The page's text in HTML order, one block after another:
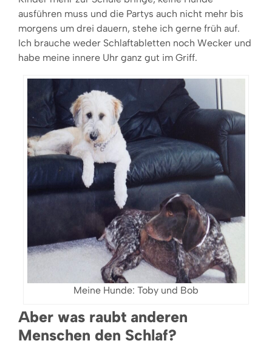
ausführen muss und die Partys auch nicht mehr bis
morgens um drei dauern, stehe ich gerne früh auf.
Ich brauche weder Schlaftabletten noch Wecker und
habe meine innere Uhr ganz gut im Griff.
Meine Hunde: Toby und Bob
Aber was raubt anderen
Menschen den Schlaf?